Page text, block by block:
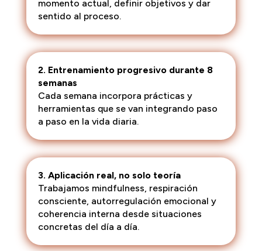
momento actual, definir objetivos y dar
sentido al proceso.
2. Entrenamiento progresivo durante 8
semanas
Cada semana incorpora prácticas y
herramientas que se van integrando paso
a paso en la vida diaria.
3. Aplicación real, no solo teoría
Trabajamos mindfulness, respiración
consciente, autorregulación emocional y
coherencia interna desde situaciones
concretas del día a día.